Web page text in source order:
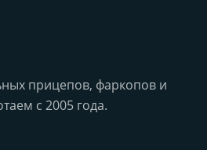
прицепов, фаркопов и
с 2005 года.